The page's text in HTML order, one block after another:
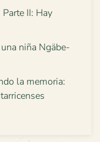
II: Hay
niña Ngäbe-
la memoria: